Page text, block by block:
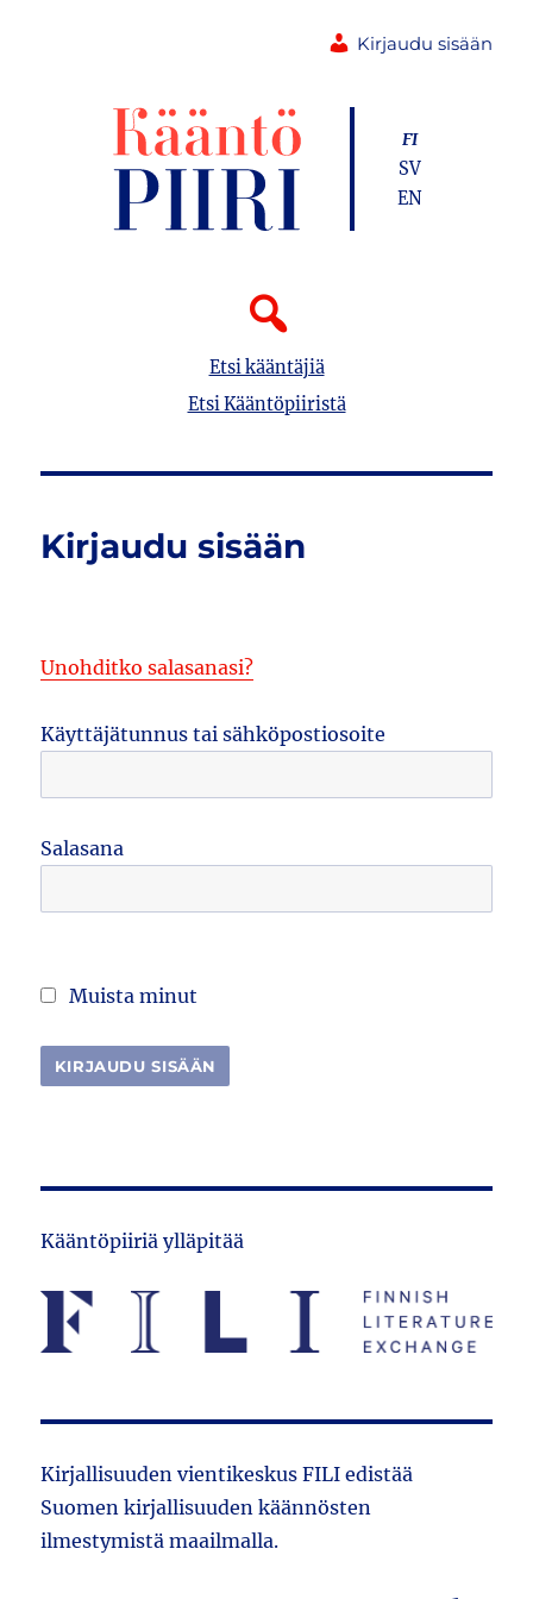
Kirjaudu sisään
Etsi kääntäjiä
Etsi Kääntöpiiristä
FI
SV
EN
Kirjaudu sisään
Unohditko salasanasi?
Käyttäjätunnus tai sähköpostiosoite
Salasana
Muista minut
Kääntöpiiriä ylläpitää
Kirjallisuuden vientikeskus FILI edistää
Suomen kirjallisuuden käännösten
ilmestymistä maailmalla.